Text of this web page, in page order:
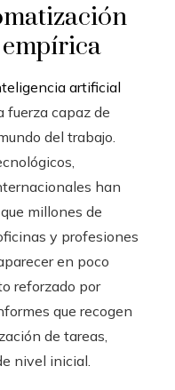
artificial
fuerza capaz de
del trabajo.
han
millones de
y profesiones
en poco
reforzado por
que recogen
de tareas,
nivel inicial.